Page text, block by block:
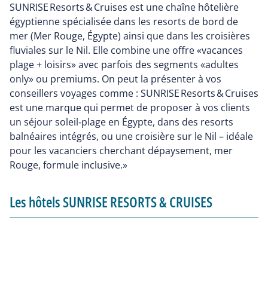
SUNRISE Resorts & Cruises est une chaîne hôtelière
égyptienne spécialisée dans les resorts de bord de
mer (Mer Rouge, Égypte) ainsi que dans les croisières
fluviales sur le Nil. Elle combine une offre «vacances
plage + loisirs» avec parfois des segments «adultes
only» ou premiums. On peut la présenter à vos
conseillers voyages comme : SUNRISE Resorts & Cruises
est une marque qui permet de proposer à vos clients
un séjour soleil‑plage en Égypte, dans des resorts
balnéaires intégrés, ou une croisière sur le Nil – idéale
pour les vacanciers cherchant dépaysement, mer
Rouge, formule inclusive.»
Les hôtels SUNRISE RESORTS & CRUISES